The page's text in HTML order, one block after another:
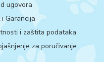
ugovora
Garancija
i zaštita podataka
za poručivanje